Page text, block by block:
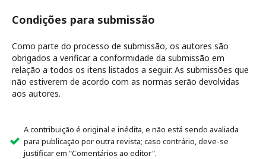
Condições para submissão
Como parte do processo de submissão, os autores são
obrigados a verificar a conformidade da submissão em
relação a todos os itens listados a seguir. As submissões que
não estiverem de acordo com as normas serão devolvidas
aos autores.
A contribuição é original e inédita, e não está sendo avaliada
para publicação por outra revista; caso contrário, deve-se
justificar em "Comentários ao editor".